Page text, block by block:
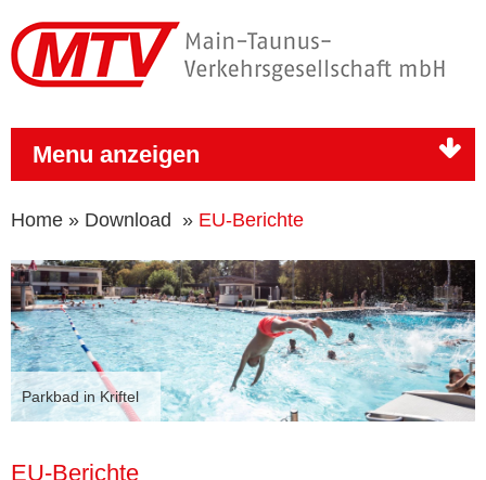
Menu anzeigen
Home » Download » EU-Berichte
Parkbad in Kriftel
EU-Berichte